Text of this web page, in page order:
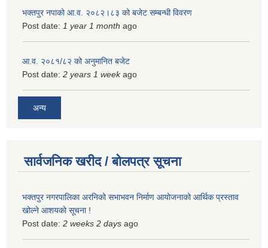
भक्तपुर नपाको आ.व. २०८२।८३ को बजेट सम्बन्धी विवरण
Post date: 1 year 1 month ago
आ.व. २०८१/८२ को अनुमानित बजेट
Post date: 2 years 1 weekago
अन्य
सार्वजनिक खरीद / बोलपत्र सूचना
भक्तपुर नगरपालिका अरनिको सभाभवन निर्माण आयोजनाको आर्थिक प्रस्ताव
खोल्ने आशयको सूचना !
Post date: 2 weeks 2 days ago